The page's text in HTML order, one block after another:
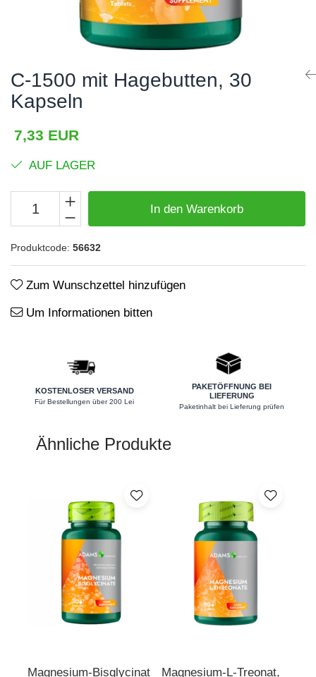
Zubehör
Shaker
Flakons
Proteinriegel
Andere Riegel
Haare, Haut und Nägel
Hormonstörungen
Immunität
Knochensystem
Leichte Verdauung
Migräne
Muskelkrämpfe
Muskelsystem
Nervensystem
Prostata
Schlaf
Wechseljahre
Wohlbefinden & Langlebigkeit
C-1500 mit Hagebutten, 30
Kapseln
7,33 EUR
AUF LAGER
In den Warenkorb
Produktcode: 56632
Zum Wunschzettel hinzufügen
Um Informationen bitten
KOSTENLOSER VERSAND
Für Bestellungen über 200 Lei
PAKETÖFFNUNG BEI
LIEFERUNG
Paketinhalt bei Lieferung prüfen
Ähnliche Produkte
Magnesium-Bisglycinat
Magnesium-L-Treonat,